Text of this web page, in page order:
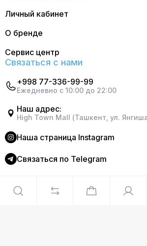
Личный кабинет
О бренде
Сервис центр
Связаться с нами
+998 77-336-99-99
Ежедневно с 10:00 до 22:00
Наш адрес:
High Town Mall (Ташкент, ул.
Наша страница Instagram
Cвязаться по Telegram
©2024 Официальный интернет